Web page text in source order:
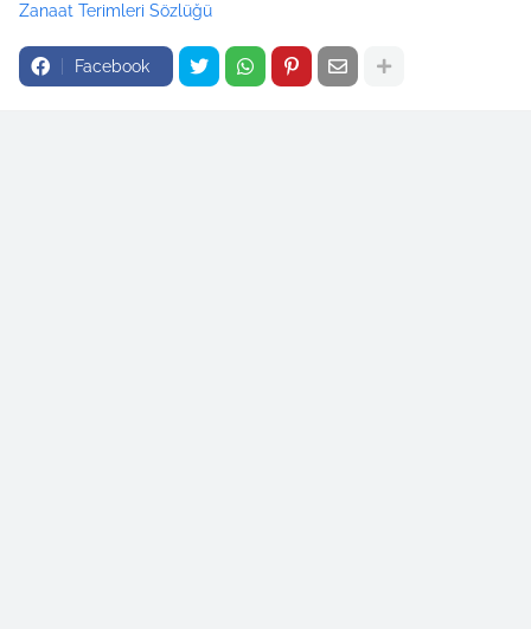
Zanaat Terimleri Sözlüğü
Facebook